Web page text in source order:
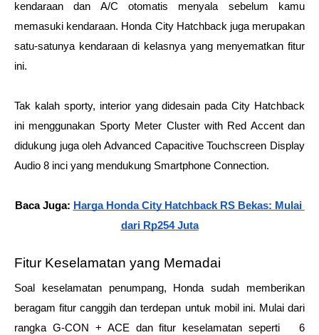
kendaraan dan A/C otomatis menyala sebelum kamu
memasuki kendaraan. Honda City Hatchback juga merupakan
satu-satunya kendaraan di kelasnya yang menyematkan fitur
ini.
Tak kalah sporty, interior yang didesain pada City Hatchback
ini menggunakan Sporty Meter Cluster with Red Accent dan
didukung juga oleh Advanced Capacitive Touchscreen Display
Audio 8 inci yang mendukung Smartphone Connection.
Baca Juga: Harga Honda City Hatchback RS Bekas: Mulai
dari Rp254 Juta
Fitur Keselamatan yang Memadai
Soal keselamatan penumpang, Honda sudah memberikan
beragam fitur canggih dan terdepan untuk mobil ini. Mulai dari
rangka G-CON + ACE dan fitur keselamatan seperti   6